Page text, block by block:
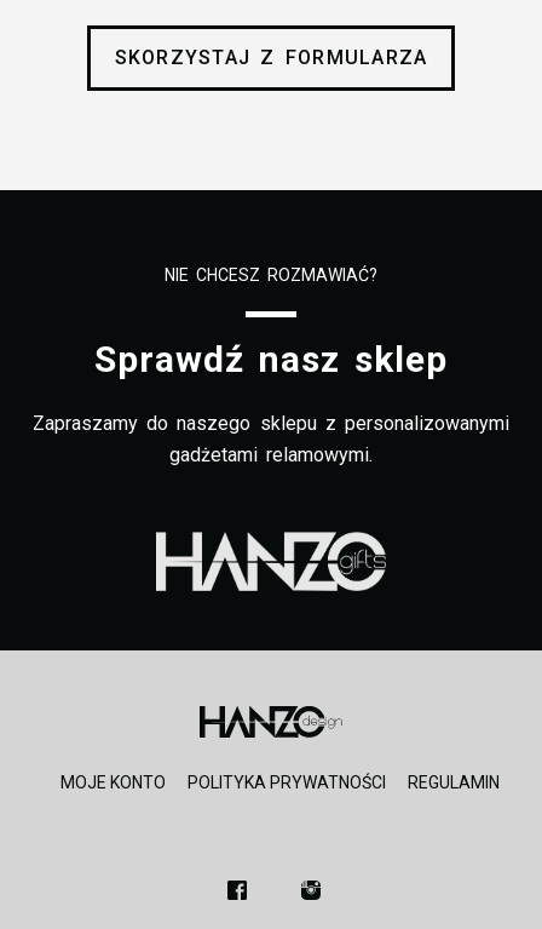
SKORZYSTAJ Z FORMULARZA
NIE CHCESZ ROZMAWIAĆ?
Sprawdź nasz sklep
Zapraszamy do naszego sklepu z personalizowanymi
gadżetami relamowymi.
MOJE KONTO POLITYKA PRYWATNOŚCI REGULAMIN